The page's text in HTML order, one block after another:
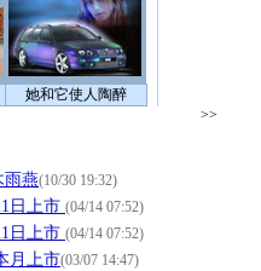
她和它使人陶醉
>>
雨燕(10/30 19:32)
日上市 (04/14 07:52)
日上市 (04/14 07:52)
月上市(03/07 14:47)